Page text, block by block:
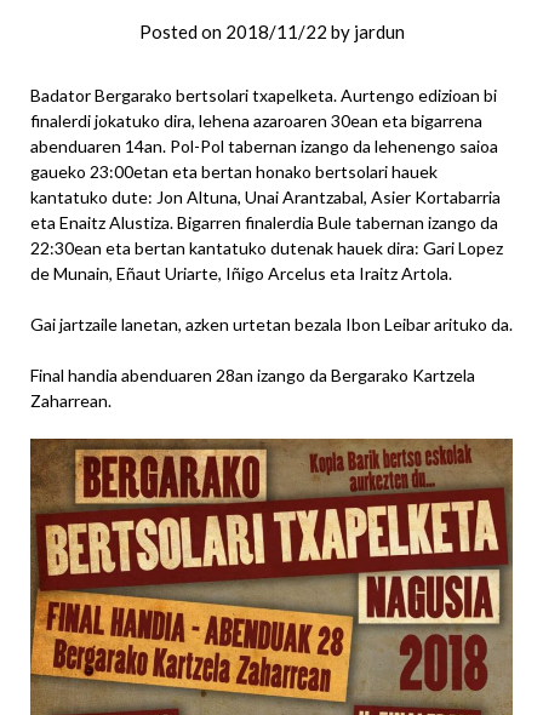
Posted on 2018/11/22 by jardun
Badator Bergarako bertsolari txapelketa. Aurtengo edizioan bi
finalerdi jokatuko dira, lehena azaroaren 30ean eta bigarrena
abenduaren 14an. Pol-Pol tabernan izango da lehenengo saioa
gaueko 23:00etan eta bertan honako bertsolari hauek
kantatuko dute: Jon Altuna, Unai Arantzabal, Asier Kortabarria
eta Enaitz Alustiza. Bigarren finalerdia Bule tabernan izango da
22:30ean eta bertan kantatuko dutenak hauek dira: Gari Lopez
de Munain, Eñaut Uriarte, Iñigo Arcelus eta Iraitz Artola.
Gai jartzaile lanetan, azken urtetan bezala Ibon Leibar arituko da.
Final handia abenduaren 28an izango da Bergarako Kartzela
Zaharrean.